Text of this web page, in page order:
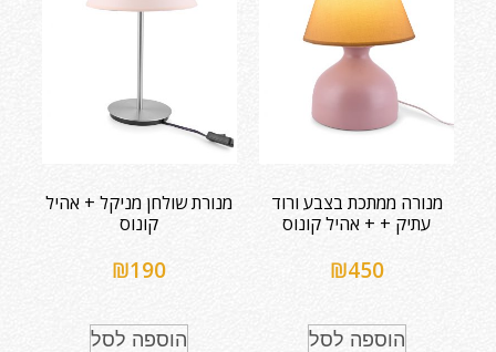
מנורה ממתכת בצבע ורוד
עתיק + + אהיל קונוס
₪450
הוספה לסל
מנורת שולחן מניקל + אהיל
קונוס
₪190
הוספה לסל